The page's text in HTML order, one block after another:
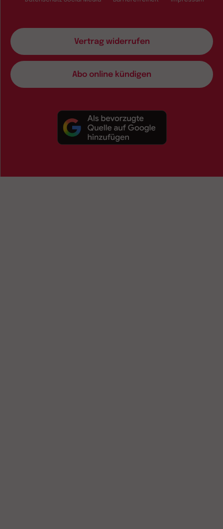
Vertrag widerrufen
Abo online kündigen